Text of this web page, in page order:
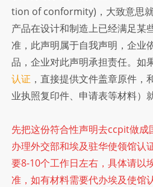
及
领
事
认
证
tion of conformity)，大致意思
产品在设计和制造上已经满足某
准，此声明属于自我声明，企业
品，企业对此声明承担责任。如
认证 ，直接提供文件盖章原件
业执照复印件、申请表等材料）
先把这份符合性声明去ccpit做成
办理外交部和埃及驻华使领馆认
要8-10个工作日左右，具体请以
准，如有材料需要代办埃及使馆